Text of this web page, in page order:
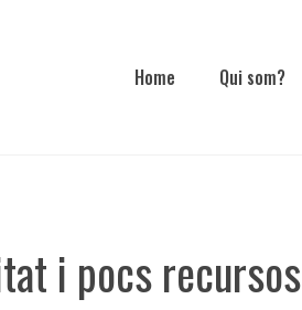
Home Qui som?
i pocs recursos